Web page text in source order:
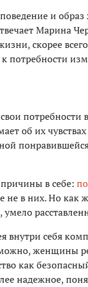
и образ
Марина
скорее
потребности
потребности
об их
в себе:
не в них. Но
умело
внутри себя
женщины
как
надежное,